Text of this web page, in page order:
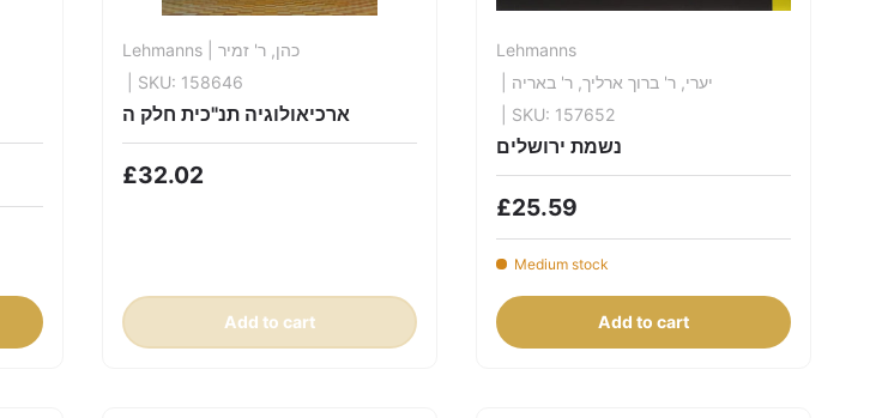
Lehmanns
| כהן, ר' זמיר
| SKU: 158646
ארכיאולוגיה תנ"כית חלק ה
£32.02
Add to cart
Lehmanns
| יערי, ר' ברוך ארליך, ר' באריה
| SKU: 157652
נשמת ירושלים
£25.59
Medium stock
Add to cart